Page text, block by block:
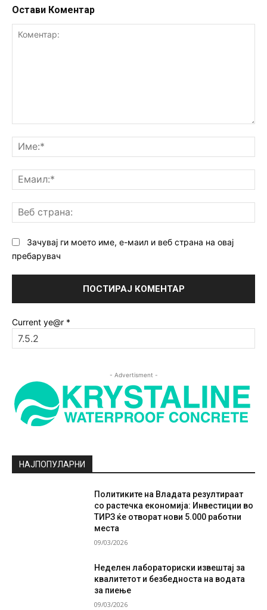
Остави Коментар
Зачувај ги моето име, е-маил и веб страна на овај
пребарувач
Current ye@r *
- Advertisment -
НАЈПОПУЛАРНИ
Политиките на Владата резултираат
со растечка економија: Инвестиции во
ТИРЗ ќе отворат нови 5.000 работни
места
09/03/2026
Неделен лабораториски извештај за
квалитетот и безбедноста на водата
за пиење
09/03/2026